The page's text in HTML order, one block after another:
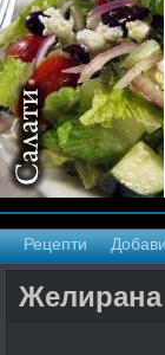
Рецепти
Желирана